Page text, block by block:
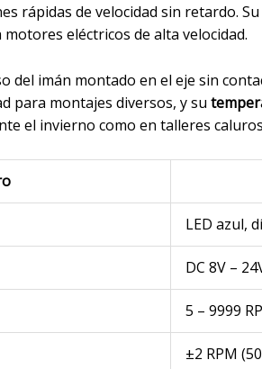
rápidas de velocidad sin retardo. Su
eléctricos de alta velocidad.
del imán montado en el eje sin
para montajes diversos, y su
el invierno como en talleres
LED azul,
DC 8V –
5 – 9999
±2 RPM